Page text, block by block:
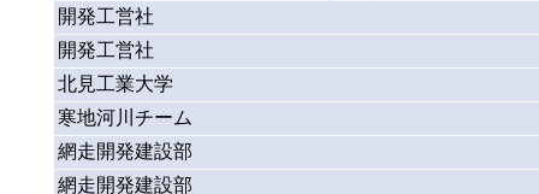
開発工営社
開発工営社
北見工業大学
寒地河川チーム
網走開発建設部
網走開発建設部